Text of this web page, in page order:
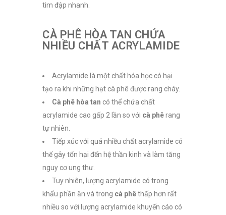
tim đập nhanh.
CÀ PHÊ HÒA TAN CHỨA
NHIỀU CHẤT ACRYLAMIDE
Acrylamide là một chất hóa học có hại
tạo ra khi những hạt cà phê được rang cháy.
Cà phê hòa tan có thể chứa chất
acrylamide cao gấp 2 lần so với cà phêrang
tự nhiên.
Tiếp xúc với quá nhiều chất acrylamide có
thể gây tổn hại đến hệ thần kinh và làm tăng
nguy cơ ung thư.
Tuy nhiên, lượng acrylamide có trong
khẩu phần ăn và trong cà phêthấp hơn rất
nhiều so với lượng acrylamide khuyến cáo có